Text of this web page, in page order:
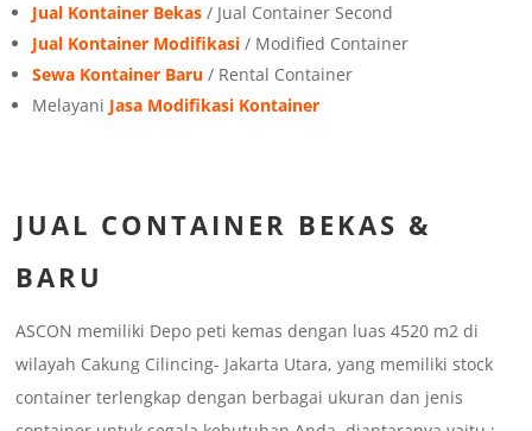
Jual Kontainer Bekas / Jual Container Second
Jual Kontainer Modifikasi / Modified Container
Sewa Kontainer Baru / Rental Container
Melayani Jasa Modifikasi Kontainer
JUAL CONTAINER BEKAS &
BARU
ASCON memiliki Depo peti kemas dengan luas 4520 m2 di
wilayah Cakung Cilincing- Jakarta Utara, yang memiliki stock
container terlengkap dengan berbagai ukuran dan jenis